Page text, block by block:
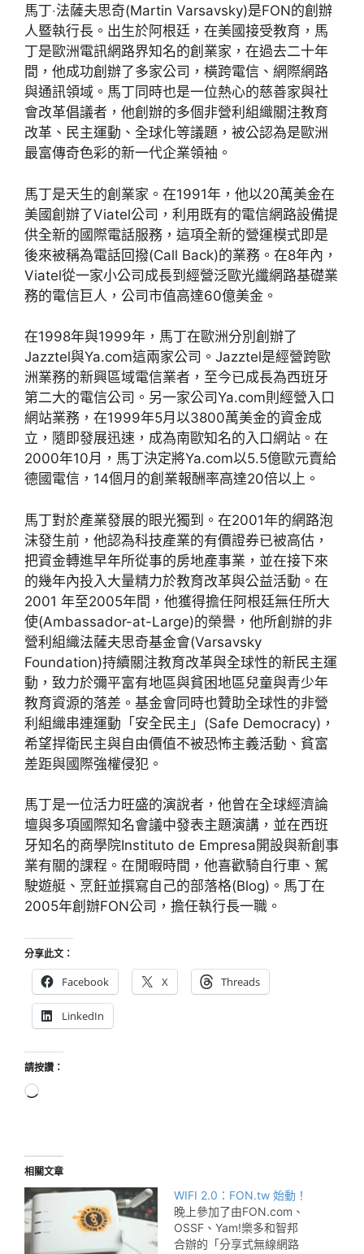
馬丁‧法薩夫思奇(Martin Varsavsky)是FON的創辦
人暨執行長。出生於阿根廷，在美國接受教育，馬
丁是歐洲電訊網路界知名的創業家，在過去二十年
間，他成功創辦了多家公司，橫跨電信、網際網路
與通訊領域。馬丁同時也是一位熱心的慈善家與社
會改革倡議者，他創辦的多個非營利組織關注教育
改革、民主運動、全球化等議題，被公認為是歐洲
最富傳奇色彩的新一代企業領袖。
馬丁是天生的創業家。在1991年，他以20萬美金在
美國創辦了Viatel公司，利用既有的電信網路設備提
供全新的國際電話服務，這項全新的營運模式即是
後來被稱為電話回撥(Call Back)的業務。在8年內，
Viatel從一家小公司成長到經營泛歐光纖網路基礎業
務的電信巨人，公司市值高達60億美金。
在1998年與1999年，馬丁在歐洲分別創辦了
Jazztel與Ya.com這兩家公司。Jazztel是經營跨歐
洲業務的新興區域電信業者，至今已成長為西班牙
第二大的電信公司。另一家公司Ya.com則經營入口
網站業務，在1999年5月以3800萬美金的資金成
立，隨即發展迅速，成為南歐知名的入口網站。在
2000年10月，馬丁決定將Ya.com以5.5億歐元賣給
德國電信，14個月的創業報酬率高達20倍以上。
馬丁對於產業發展的眼光獨到。在2001年的網路泡
沫發生前，他認為科技產業的有價證券已被高估，
把資金轉進早年所從事的房地產事業，並在接下來
的幾年內投入大量精力於教育改革與公益活動。在
2001 年至2005年間，他獲得擔任阿根廷無任所大
使(Ambassador-at-Large)的榮譽，他所創辦的非
營利組織法薩夫思奇基金會(Varsavsky
Foundation)持續關注教育改革與全球性的新民主運
動，致力於彌平富有地區與貧困地區兒童與青少年
教育資源的落差。基金會同時也贊助全球性的非營
利組織串連運動「安全民主」(Safe Democracy)，
希望捍衛民主與自由價值不被恐怖主義活動、貧富
差距與國際強權侵犯。
馬丁是一位活力旺盛的演說者，他曾在全球經濟論
壇與多項國際知名會議中發表主題演講，並在西班
牙知名的商學院Instituto de Empresa開設與新創事
業有關的課程。在閒暇時間，他喜歡騎自行車、駕
駛遊艇、烹飪並撰寫自己的部落格(Blog)。馬丁在
2005年創辦FON公司，擔任執行長一職。
分享此文：
Facebook X Threads
LinkedIn
請按讚：
正
入...
相關文章
WIFI 2.0：FON.tw 始動！
晚上參加了由FON.com、
OSSF、Yam!樂多和智邦
合辦的「分享式無線網路